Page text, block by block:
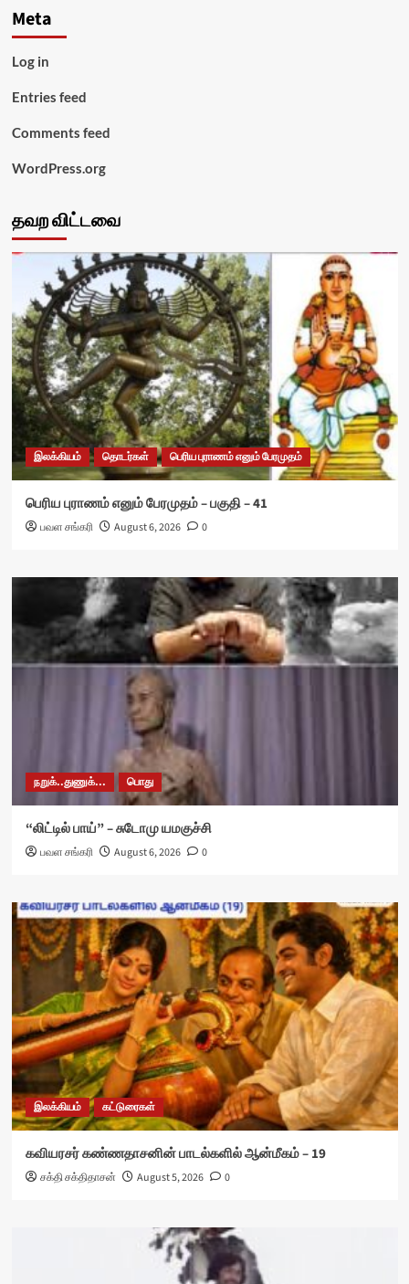
Meta
Log in
Entries feed
Comments feed
WordPress.org
தவற விட்டவை
இலக்கியம் தொடர்கள் பெரிய புராணம் எனும் பேரமுதம்
பெரிய புராணம் எனும் பேரமுதம் – பகுதி – 41
பவள சங்கரி August 6, 2026 0
நறுக்..துணுக்... பொது
“லிட்டில் பாய்” – சுடோமு யமகுச்சி
பவள சங்கரி August 6, 2026 0
இலக்கியம் கட்டுரைகள்
கவியரசர் கண்ணதாசனின் பாடல்களில் ஆன்மீகம் – 19
சக்தி சக்திதாசன் August 5, 2026 0